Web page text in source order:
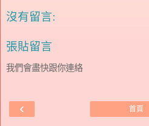
沒有留言:
張貼留言
我們會盡快跟你連絡
‹ 首頁